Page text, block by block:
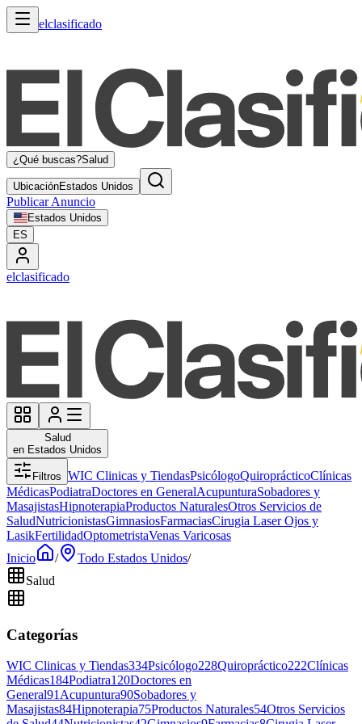
elclasificado
¿Qué buscas?Salud
UbicaciónEstados Unidos
Publicar Anuncio
Estados Unidos
ES
elclasificado
Salud
en Estados Unidos
Filtros WIC Clinicas y TiendasPsicólogoQuiroprácticoClínicas
MédicasPodiatraDoctores en GeneralAcupunturaSobadores y
MasajistasHipnoterapiaProductos NaturalesOtros Servicios de
SaludNutricionistasGimnasiosFarmaciasCirugia Laser Ojos y
LasikFertilidadOptometristaVenas Varicosas
Inicio
/ Todo Estados Unidos/
Salud
Categorías
WIC Clinicas y Tiendas334Psicólogo228Quiropráctico222Clínicas
Médicas184Podiatra120Doctores en
General91Acupuntura90Sobadores y
Masajistas84Hipnoterapia75Productos Naturales54Otros Servicios